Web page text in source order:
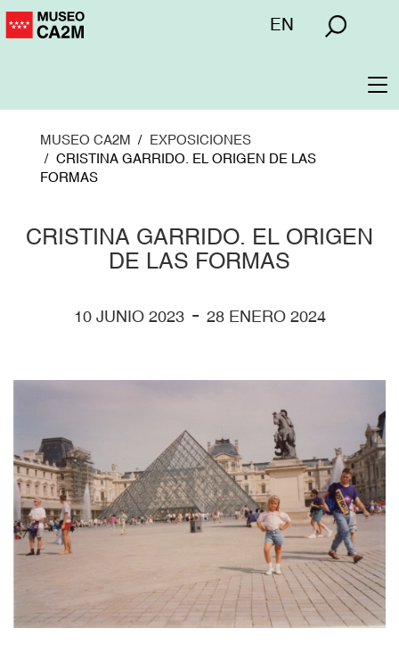
Pasar
Menú
EN
MUSEO CA2M
EXPOSICIONES
CRISTINA GARRIDO. EL ORIGEN DE LAS
FORMAS
CRISTINA GARRIDO. EL ORIGEN
DE LAS FORMAS
10 JUNIO 2023- 28 ENERO 2024